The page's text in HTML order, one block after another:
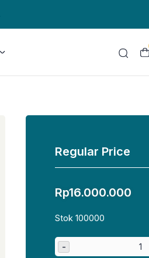
Regular Price
Rp16.000.000
Stok 100000
-